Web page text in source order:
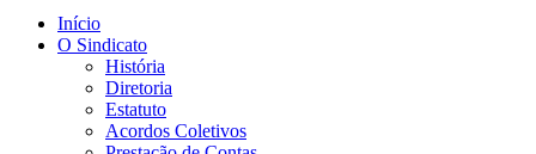
Início
O Sindicato
História
Diretoria
Estatuto
Acordos Coletivos